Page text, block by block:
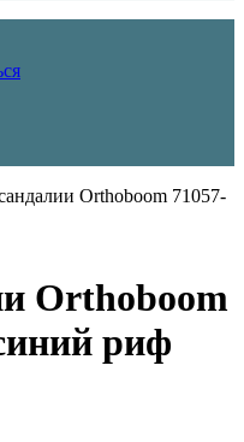
Orthoboom 71057-
Orthoboom
риф